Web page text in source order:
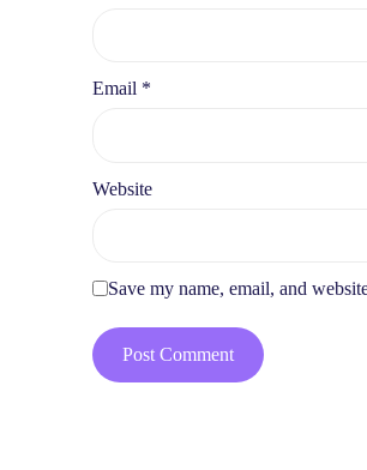
Email *
Website
Save my name, email, and